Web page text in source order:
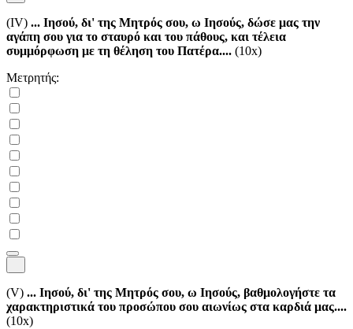
(IV) ... Ιησού, δι' της Μητρός σου, ω Ιησούς, δώσε μας την
αγάπη σου για το σταυρό και του πάθους, και τέλεια
συμμόρφωση με τη θέληση του Πατέρα.... (10x)
Μετρητής:
(V) ... Ιησού, δι' της Μητρός σου, ω Ιησούς, βαθμολογήστε τα
χαρακτηριστικά του προσώπου σου αιωνίως στα καρδιά μας....
(10x)